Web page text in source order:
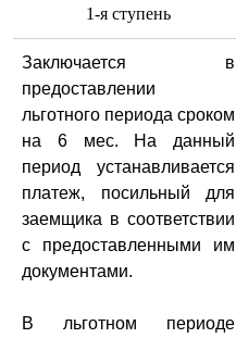
1-я ступень
Заключается в
предоставлении
льготного периода сроком
на 6 мес. На данный
период устанавливается
платеж, посильный для
заемщика в соответствии
с предоставленными им
документами.
В льготном периоде